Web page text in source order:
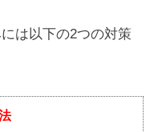
は以下の2つの対策